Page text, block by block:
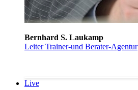
Bernhard S. Laukamp
Leiter Trainer-und Berater-Agentur
Live